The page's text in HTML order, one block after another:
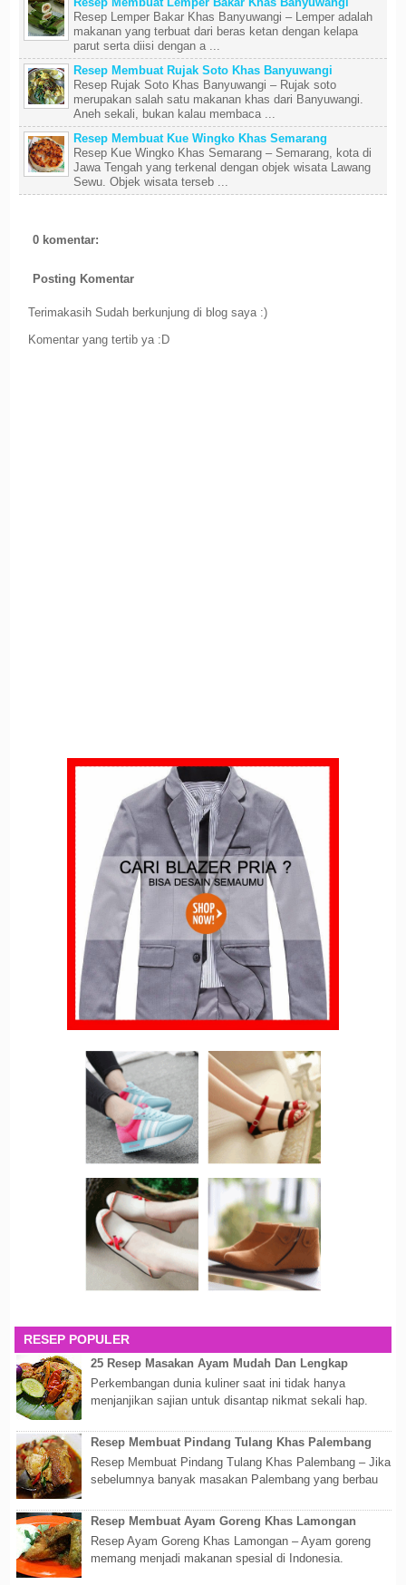
Resep Lemper Bakar Khas Banyuwangi – Lemper adalah
makanan yang terbuat dari beras ketan dengan kelapa
parut serta diisi dengan a ...
Resep Membuat Rujak Soto Khas Banyuwangi
Resep Rujak Soto Khas Banyuwangi – Rujak soto
merupakan salah satu makanan khas dari Banyuwangi.
Aneh sekali, bukan kalau membaca ...
Resep Membuat Kue Wingko Khas Semarang
Resep Kue Wingko Khas Semarang – Semarang, kota di
Jawa Tengah yang terkenal dengan objek wisata Lawang
Sewu. Objek wisata terseb ...
0 komentar:
Posting Komentar
Terimakasih Sudah berkunjung di blog saya :)
Komentar yang tertib ya :D
RESEP POPULER
25 Resep Masakan Ayam Mudah Dan Lengkap
Perkembangan dunia kuliner saat ini tidak hanya
menjanjikan sajian untuk disantap nikmat sekali hap.
Resep Membuat Pindang Tulang Khas Palembang
Resep Membuat Pindang Tulang Khas Palembang – Jika
sebelumnya banyak masakan Palembang yang berbau
Resep Membuat Ayam Goreng Khas Lamongan
Resep Ayam Goreng Khas Lamongan – Ayam goreng
memang menjadi makanan spesial di Indonesia.